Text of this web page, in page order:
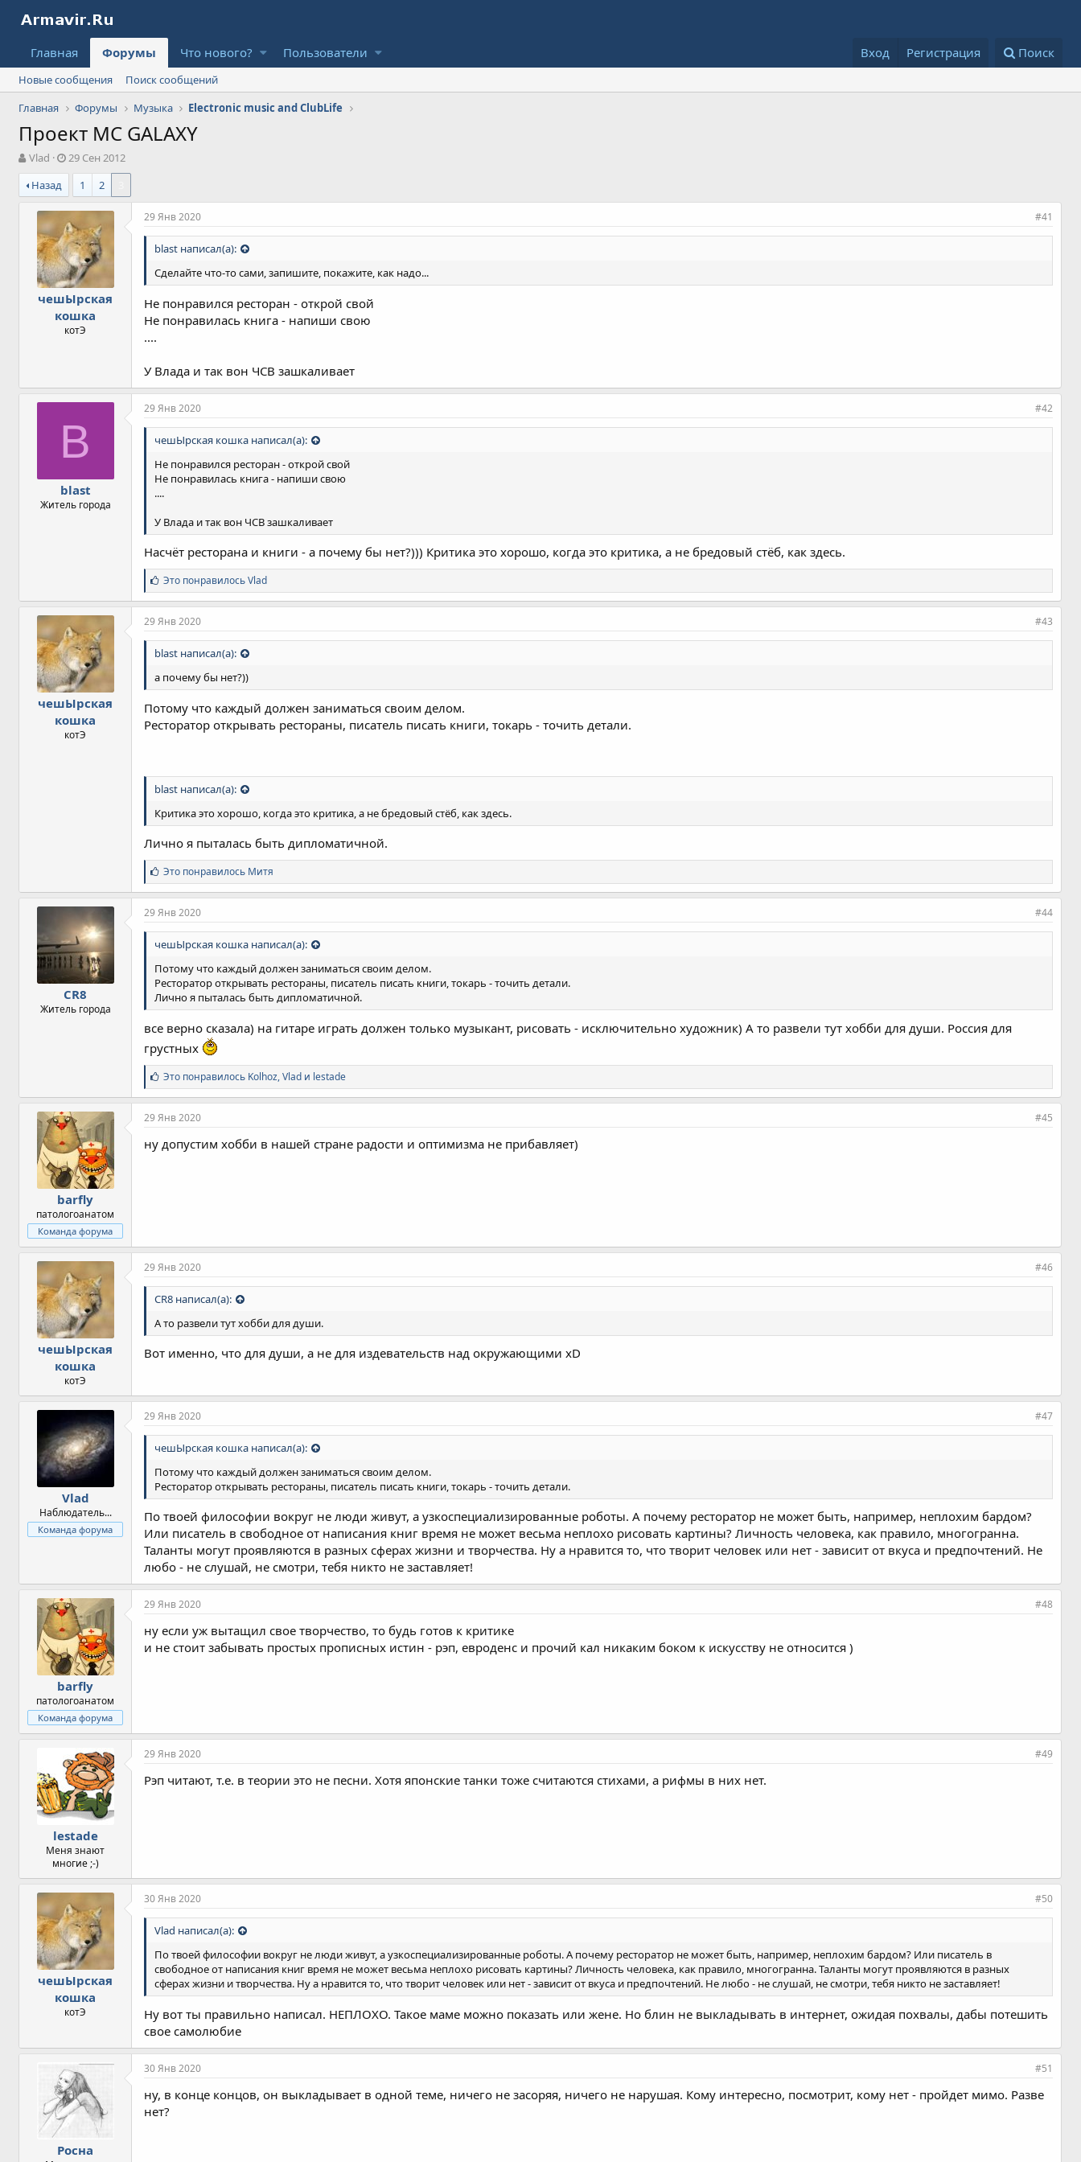
Главная Форумы Что нового? Пользователи Вход Регистрация Поиск
Новые сообщения
Поиск сообщений
Главная
Форумы Музыка Electronic music and ClubLife
Проект MC GALAXY
А
в
т
о
Vlad
Д
а
а
н
а
ч
а
л
а
29 Сен 2012
Назад
1 2
чешЫрская
кошка
котЭ
29 Янв 2020 #41
blast написал(а):
Сделайте что-то сами, запишите, покажите, как надо...
Не понравился ресторан - открой свой
Не понравилась книга - напиши свою
....
У Влада и так вон ЧСВ зашкаливает
B
blast
Житель города
29 Янв 2020 #42
чешЫрская кошка написал(а):
Не понравился ресторан - открой свой
Не понравилась книга - напиши свою
....
У Влада и так вон ЧСВ зашкаливает
Насчёт ресторана и книги - а почему бы нет?))) Критика это хорошо, когда это критика, а не бредовый стёб, как здесь.
С
и
м
п
т
и
:
Это понравилосьVlad
чешЫрская
кошка
котЭ
29 Янв 2020 #43
blast написал(а):
а почему бы нет?))
Потому что каждый должен заниматься своим делом.
Ресторатор открывать рестораны, писатель писать книги, токарь - точить детали.
blast написал(а):
Критика это хорошо, когда это критика, а не бредовый стёб, как здесь.
Лично я пыталась быть дипломатичной.
С
и
м
п
т
и
:
Это понравилось Митя
CR8
Житель города
29 Янв 2020 #44
чешЫрская кошка написал(а):
Потому что каждый должен заниматься своим делом.
Ресторатор открывать рестораны, писатель писать книги, токарь - точить детали.
Лично я пыталась быть дипломатичной.
все верно сказала) на гитаре играть должен только музыкант, рисовать - исключительно художник) А то развели тут хобби для души. Россия для
грустных
С
и
м
п
т
и
Это понравилось Kolhoz,Vlad и lestade
barfly
патологоанатом
Команда форума
29 Янв 2020 #45
ну допустим хобби в нашей стране радости и оптимизма не прибавляет)
чешЫрская
кошка
котЭ
29 Янв 2020 #46
CR8 написал(а):
А то развели тут хобби для души.
Вот именно, что для души, а не для издевательств над окружающими xD
Vlad
Наблюдатель...
Команда форума
29 Янв 2020 #47
чешЫрская кошка написал(а):
Потому что каждый должен заниматься своим делом.
Ресторатор открывать рестораны, писатель писать книги, токарь - точить детали.
По твоей философии вокруг не люди живут, а узкоспециализированные роботы. А почему ресторатор не может быть, например, неплохим бардом?
Или писатель в свободное от написания книг время не может весьма неплохо рисовать картины? Личность человека, как правило, многогранна.
Таланты могут проявляются в разных сферах жизни и творчества. Ну а нравится то, что творит человек или нет - зависит от вкуса и предпочтений. Не
любо - не слушай, не смотри, тебя никто не заставляет!
barfly
патологоанатом
Команда форума
29 Янв 2020 #48
ну если уж вытащил свое творчество, то будь готов к критике
и не стоит забывать простых прописных истин - рэп, евроденс и прочий кал никаким боком к искусству не относится )
lestade
Меня знают
многие ;-)
29 Янв 2020 #49
Рэп читают, т.е. в теории это не песни. Хотя японские танки тоже считаются стихами, а рифмы в них нет.
чешЫрская
кошка
котЭ
30 Янв 2020 #50
Vlad написал(а):
По твоей философии вокруг не люди живут, а узкоспециализированные роботы. А почему ресторатор не может быть, например, неплохим бардом? Или писатель в
свободное от написания книг время не может весьма неплохо рисовать картины? Личность человека, как правило, многогранна. Таланты могут проявляются в разных
сферах жизни и творчества. Ну а нравится то, что творит человек или нет - зависит от вкуса и предпочтений. Не любо - не слушай, не смотри, тебя никто не заставляет!
Ну вот ты правильно написал. НЕПЛОХО. Такое маме можно показать или жене. Но блин не выкладывать в интернет, ожидая похвалы, дабы потешить
свое самолюбие
Росна
30 Янв 2020 #51
ну, в конце концов, он выкладывает в одной теме, ничего не засоряя, ничего не нарушая. Кому интересно, посмотрит, кому нет - пройдет мимо. Разве
нет?